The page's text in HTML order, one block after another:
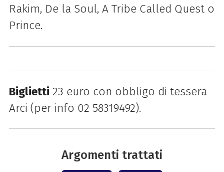
Rakim, De la Soul, A Tribe Called Quest o
Prince.
Biglietti 23 euro con obbligo di tessera
Arci (per info 02 58319492).
Argomenti trattati